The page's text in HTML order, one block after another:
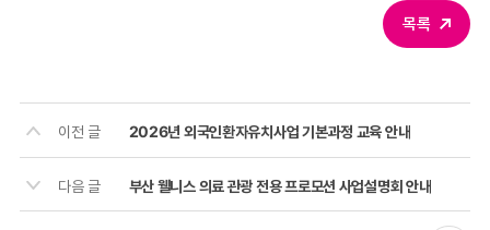
목록
이전 글 2026년 외국인환자유치사업 기본과정 교육 안내
다음 글 부산 웰니스 의료 관광 전용 프로모션 사업설명회 안내